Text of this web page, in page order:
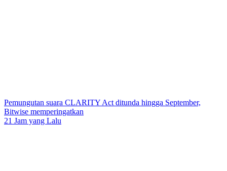
Pemungutan suara CLARITY Act ditunda hingga September,
Bitwise memperingatkan
21 Jam yang Lalu